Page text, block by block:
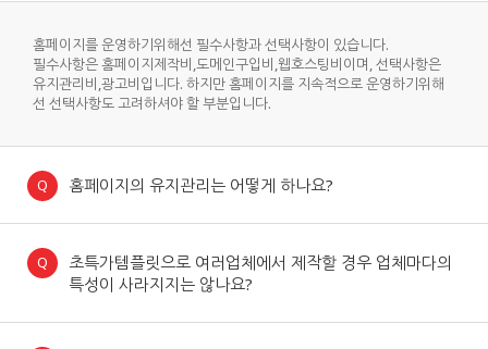
홈페이지를 운영하기위해선 필수사항과 선택사항이 있습니다.
필수사항은 홈페이지제작비,도메인구입비,웹호스팅비이며, 선택사항은
유지관리비,광고비입니다. 하지만 홈페이지를 지속적으로 운영하기위해
선 선택사항도 고려하셔야 할 부분입니다.
홈페이지의 유지관리는 어떻게 하나요?
초특가템플릿으로 여러업체에서 제작할 경우 업체마다의
특성이 사라지지는 않나요?